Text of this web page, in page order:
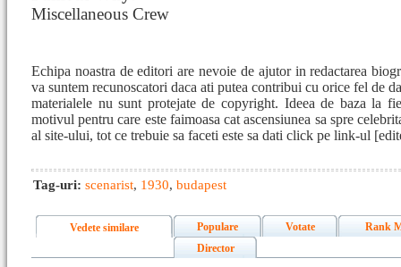
Miscellaneous Crew
Echipa noastra de editori are nevoie de ajutor in redactarea
va suntem recunoscatori daca ati putea contribui cu orice fel de
materialele nu sunt protejate de copyright. Ideea de baza la
motivul pentru care este faimoasa cat ascensiunea sa spre
al site-ului, tot ce trebuie sa faceti este sa dati click pe link-ul
Tag-uri: scenarist, 1930, budapest
Vedete similare Populare Votate
Rank
Director